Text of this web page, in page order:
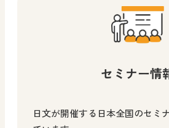
セミナー情
日文が開催する日本全国のセミ